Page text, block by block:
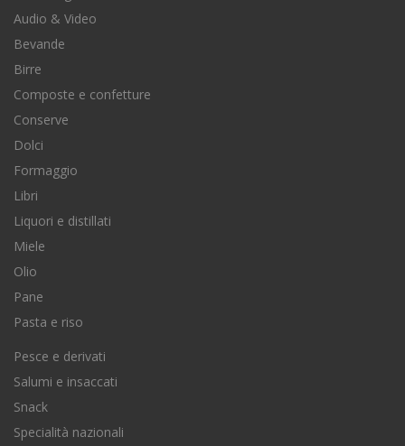
Audio & Video
Bevande
Birre
Composte e confetture
Conserve
Dolci
Formaggio
Libri
Liquori e distillati
Miele
Olio
Pane
Pasta e riso
Pesce e derivati
Salumi e insaccati
Snack
Specialità nazionali